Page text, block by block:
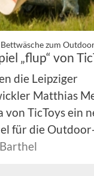
zum
„flup“ von
die Leipziger
Matthias
von TicToys ein
für die